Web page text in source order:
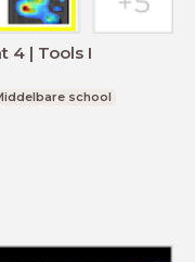
Digi-doener! VO | LOB | Opdracht 4 | Tools I
school